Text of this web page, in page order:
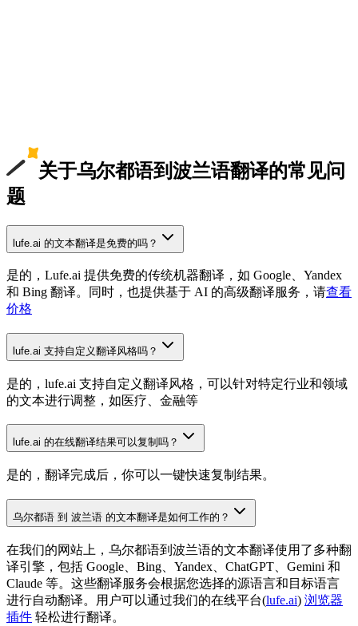
关于乌尔都语到波兰语翻译的常见问
题
lufe.ai 的文本翻译是免费的吗？
是的，Lufe.ai 提供免费的传统机器翻译，如 Google、Yandex
和 Bing 翻译。同时，也提供基于 AI 的高级翻译服务，请查看
价格
lufe.ai 支持自定义翻译风格吗？
是的，lufe.ai 支持自定义翻译风格，可以针对特定行业和领域
的文本进行调整，如医疗、金融等
lufe.ai 的在线翻译结果可以复制吗？
是的，翻译完成后，你可以一键快速复制结果。
乌尔都语 到 波兰语 的文本翻译是如何工作的？
在我们的网站上，乌尔都语到波兰语的文本翻译使用了多种翻
译引擎，包括 Google、Bing、Yandex、ChatGPT、Gemini 和
Claude 等。这些翻译服务会根据您选择的源语言和目标语言
进行自动翻译。用户可以通过我们的在线平台(lufe.ai) 浏览器
插件 轻松进行翻译。